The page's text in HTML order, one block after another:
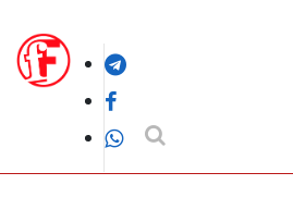
содержимомуTelegram
Facebook
WhatsApp